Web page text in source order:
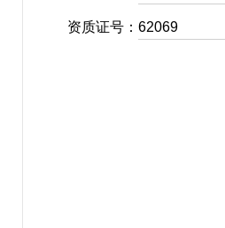
资质证号： 62069